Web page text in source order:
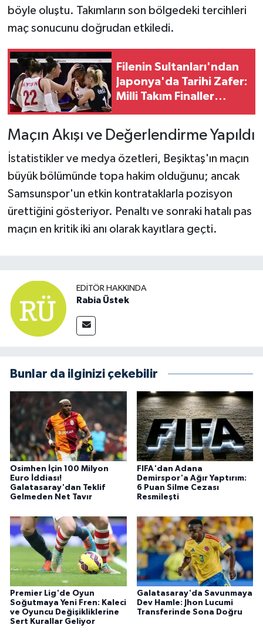
böyle oluştu. Takımların son bölgedeki tercihleri
maç sonucunu doğrudan etkiledi.
Filenin Sultanları'ndan
Japonya'da Tarihi Zafer:
Milli Takım Finaller
Maçın Akışı ve Değerlendirme Yapıldı
İstatistikler ve medya özetleri, Beşiktaş'ın maçın
büyük bölümünde topa hakim olduğunu; ancak
Samsunspor'un etkin kontrataklarla pozisyon
ürettiğini gösteriyor. Penaltı ve sonraki hatalı pas
maçın en kritik iki anı olarak kayıtlara geçti.
EDITÖR HAKKINDA
Rabia Üstek
Bunlar da ilginizi çekebilir
Osimhen İçin 100 Milyon
Euro İddiası!
Galatasaray'dan Teklif
Gelmeden Net Tavır
FIFA'dan Adana
Demirspor'a Ağır Yaptırım:
6 Puan Silme Cezası
Resmileşti
Premier Lig'de Oyun
Soğutmaya Yeni Fren: Kaleci
ve Oyuncu Değişikliklerine
Sert Kurallar Geliyor
Galatasaray'da Savunmaya
Dev Hamle: Jhon Lucumi
Transferinde Sona Doğru